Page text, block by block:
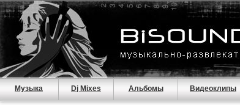
Музыка Dj Mixes Альбомы Видеоклипы